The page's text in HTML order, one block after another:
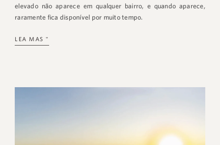
elevado não aparece em qualquer bairro, e quando aparece,
raramente fica disponível por muito tempo.
LEA MAS "